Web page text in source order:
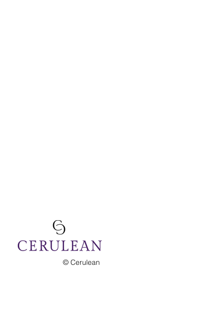
© Cerulean